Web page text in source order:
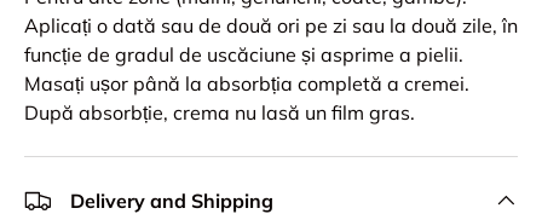
Aplicați o dată sau de două ori pe zi sau la două zile, în
funcție de gradul de uscăciune și asprime a pielii.
Masați ușor până la absorbția completă a cremei.
După absorbție, crema nu lasă un film gras.
Delivery and Shipping